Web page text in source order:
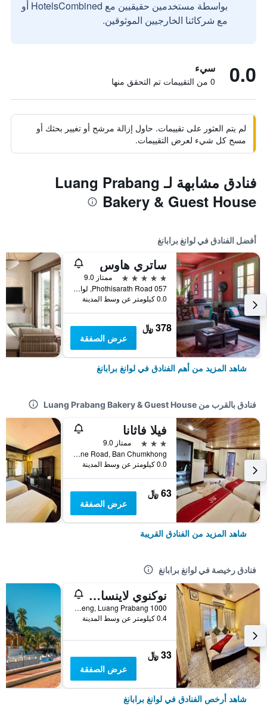
بواسطة مستخدمين حقيقيين مع HotelsCombined أو
مع شركائنا الخارجيين الموثوقين.
0.0 سيء
0 من التقييمات تم التحقق منها
لم يتم العثور على تقييمات. حاول إزالة مرشح أو تغيير بحثك أو
مسح كل شيء لعرض التقييمات.
فنادق مشابهة لـ Luang Prabang
Bakery & Guest House
أفضل الفنادق في لوانغ برابانغ
ساتري هاوس
5 نجوم
ممتاز 9.0
057 Phothisarath Road, لوانغ برابانغ, لاوس
0.0 كيلومتر عن وسط المدينة
378 ﷼
عرض الصفقة
شاهد المزيد من أهم الفنادق في لوانغ برابانغ
فنادق بالقرب من Luang Prabang Bakery & Guest House
فيلا فاثانا
3 نجوم
ممتاز 9.0
No. 21, Ounheuane Road, Ban Chumkhong, لوانغ برابانغ, لاوس
0.0 كيلومتر عن وسط المدينة
63 ﷼
عرض الصفقة
شاهد المزيد من الفنادق القريبة
فنادق رخيصة في لوانغ برابانغ
نوكنوي لاينسانغ جيستهاوس
1000 Ban Huaxieng, Luang Prabang, لوانغ برابانغ, لاوس
0.4 كيلومتر عن وسط المدينة
33 ﷼
عرض الصفقة
شاهد أرخص الفنادق في لوانغ برابانغ